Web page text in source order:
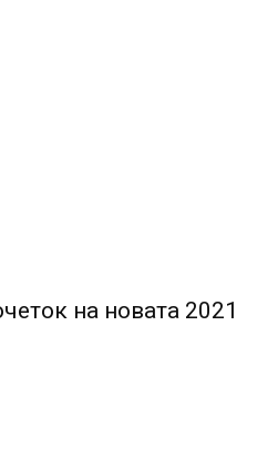
на новата 2021